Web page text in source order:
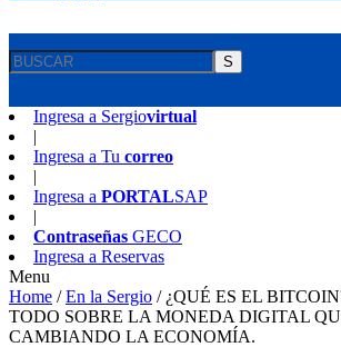
S
Ingresa a Sergiovirtual
|
Ingresa a Tu correo
|
Ingresa a PORTALSAP
|
Contraseñas GECO
Ingresa a Reservas
Menu
Home /En la Sergio / ¿QUÉ ES EL
TODO SOBRE LA MONEDA DIGITAL
CAMBIANDO LA ECONOMÍA.